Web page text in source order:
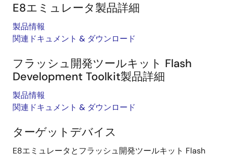
E8エミュレータ製品詳細
製品情報
関連ドキュメント & ダウンロード
フラッシュ開発ツールキット Flash
Development Toolkit製品詳細
製品情報
関連ドキュメント & ダウンロード
ターゲットデバイス
E8エミュレータとフラッシュ開発ツールキット Flash